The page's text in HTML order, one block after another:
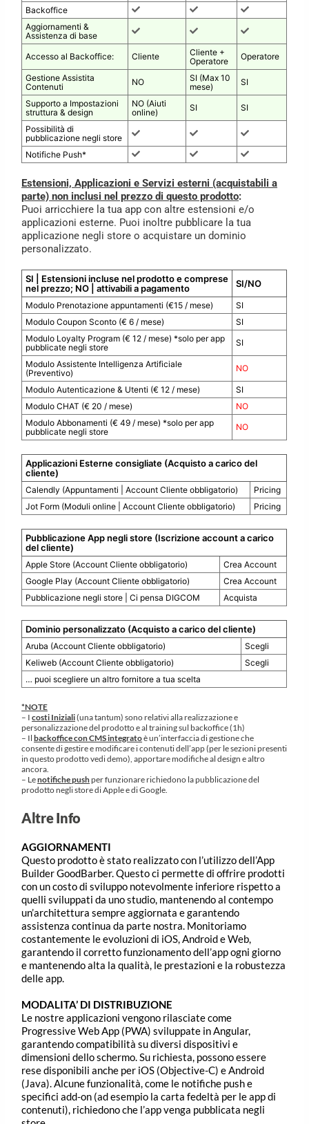
Backoffice
Aggiornamenti &
Assistenza di base
Accesso al Backoffice:
Cliente
Cliente +
Operatore
Operatore
Gestione Assistita
Contenuti
NO
SI (Max 10
mese)
SI
Supporto a Impostazioni
struttura & design
NO (Aiuti
online)
SI SI
Possibilità di
pubblicazione negli store
Notifiche Push*
Estensioni, Applicazioni e Servizi esterni (acquistabili a
parte) non inclusi nel prezzo di questo prodotto:
Puoi arricchiere la tua app con altre estensioni e/o
applicazioni esterne. Puoi inoltre pubblicare la tua
applicazione negli store o acquistare un dominio
personalizzato.
SI | Estensioni incluse nel prodotto e comprese
nel prezzo; NO | attivabili a pagamento
SI/NO
Modulo Prenotazione appuntamenti (€15 / mese)
SI
Modulo Coupon Sconto (€ 6 / mese)
SI
Modulo Loyalty Program (€ 12 / mese) *solo per app
pubblicate negli store
SI
Modulo Assistente Intelligenza Artificiale
(Preventivo)
NO
Modulo Autenticazione & Utenti (€ 12 / mese)
SI
Modulo CHAT (€ 20 / mese)
NO
Modulo Abbonamenti (€ 49 / mese) *solo per app
pubblicate negli store
NO
Applicazioni Esterne consigliate (Acquisto a carico del
cliente)
Calendly (Appuntamenti | Account Cliente obbligatorio)
Pricing
Jot Form (Moduli online | Account Cliente obbligatorio)
Pricing
Pubblicazione App negli store (Iscrizione account a carico
del cliente)
Apple Store (Account Cliente obbligatorio)
Crea Account
Google Play (Account Cliente obbligatorio)
Crea Account
Pubblicazione negli store | Ci pensa DIGCOM
Acquista
Dominio personalizzato (Acquisto a carico del cliente)
Aruba (Account Cliente obbligatorio)
Scegli
Keliweb (Account Cliente obbligatorio)
Scegli
… puoi scegliere un altro fornitore a tua scelta
*NOTE
– Icosti Iniziali(una tantum) sono relativi alla realizzazione e
personalizzazione del prodotto e al training sul backoffice (1h)
– Ilbackoffice con CMS integratoè un’interfaccia di gestione che
consente di gestire e modificare i contenuti dell’app (per le sezioni presenti
in questo prodotto vedi demo), apportare modifiche al design e altro
ancora.
– Lenotifiche pushper funzionare richiedono la pubblicazione del
prodotto negli store di Apple e di Google.
Altre Info
AGGIORNAMENTI
Questo prodotto è stato realizzato con l’utilizzo dell’App
Builder GoodBarber. Questo ci permette di offrire prodotti
con un costo di sviluppo notevolmente inferiore rispetto a
quelli sviluppati da uno studio, mantenendo al contempo
un’architettura sempre aggiornata e garantendo
assistenza continua da parte nostra. Monitoriamo
costantemente le evoluzioni di iOS, Android e Web,
garantendo il corretto funzionamento dell’app ogni giorno
e mantenendo alta la qualità, le prestazioni e la robustezza
delle app.
MODALITA’ DI DISTRIBUZIONE
Le nostre applicazioni vengono rilasciate come
Progressive Web App (PWA) sviluppate in Angular,
garantendo compatibilità su diversi dispositivi e
dimensioni dello schermo. Su richiesta, possono essere
rese disponibili anche per iOS (Objective-C) e Android
(Java). Alcune funzionalità, come le notifiche push e
specifici add-on (ad esempio la carta fedeltà per le app di
contenuti), richiedono che l’app venga pubblicata negli